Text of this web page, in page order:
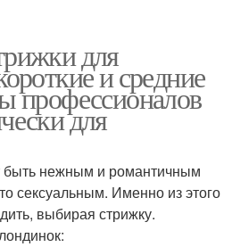
для
и средние
профессионалов
для
быть нежным и романтичным
сексуальным. Именно из этого
выбирая стрижку.